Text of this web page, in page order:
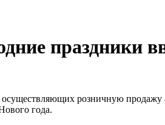
праздники
розничную
года.